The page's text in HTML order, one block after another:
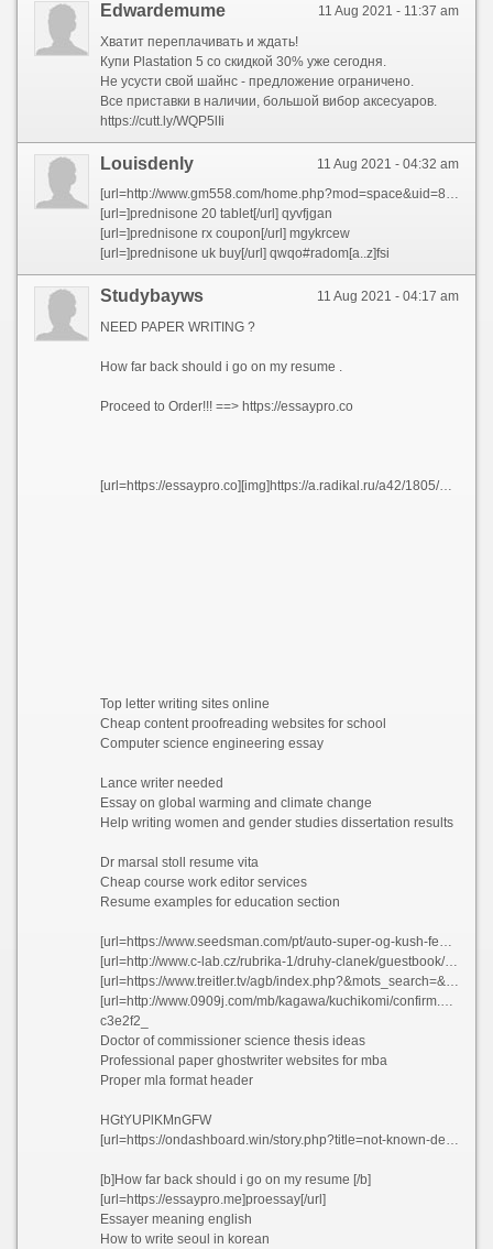
11 Aug 2021 - 11:37 am
Edwardemume
Хватит переплачивать и ждать!
Купи Plastation 5 со скидкой 30% уже сегодня.
Не усусти свой шайнс - предложение ограничено.
Все приставки в наличии, большой вибор аксесуаров.
https://cutt.ly/WQP5lIi
11 Aug 2021 - 04:32 am
Louisdenly
[url=http://www.gm558.com/home.php?mod=space&uid=816143]generic prednisone cost[/url] and [url=http://goquill.org/__media__/js/netsoltrademark.php?d=prednisonecheap.com/]over the counter prednisone medicine[/url] and [url=http://nqbtv.com/home.php?mod=space&uid=4328284]can i buy prednisone online in uk[/url] and [url=http://www.28tongji.com/space-uid-332743.html]prednisone 25mg from canada[/url] and [url=http://triziadesign.com/__media__/js/netsoltrademark.php?d=prednisonecheap.com/]prednisone tablets canada[/url] and [url=http://holap.com/__media__/js/netsoltrademark.php?d=prednisonecheap.com]where can i buy prednisone without a prescription[/url] and [url=http://bannersovernite.net/__media__/js/netsoltrademark.php?d=prednisonecheap.com/]buy prednisone 50 mg[/url] and [url=http://nakedteengays.com/cgi-bin/out.cgi?id=332&l=main&u=https://prednisonecheap.com]prednisone cost in india[/url] and [url=http://jewish-net.info/__media__/js/netsoltrademark.php?d=prednisonecheap.com/]buy prednisone no prescription[/url] and [url=https://forexzloty.pl/member.php?63763-uocqtyyf]prednisone 5mg capsules[/url] and [url=http://123.207.240.15/home.php?mod=space&uid=81194]prednisone 20mg for sale[/url] and [url=http://rumjobs.com/__media__/js/netsoltrademark.php?d=prednisonecheap.com/]buy prednisone 1 mg mexico[/url] and [url=https://www.tongchengdl.com/home.php?mod=space&uid=124930]where can i buy prednisone[/url] and [url=http://cellisolation.tv/__media__/js/netsoltrademark.php?d=prednisonecheap.com]prednisone 2 mg daily[/url] and [url=http://vigortronix.net/__media__/js/netsoltrademark.php?d=prednisonecheap.com]prednisone 50[/url] and [url=https://www.viagradocker.com/order-neem-online-en.html]over the counter prednisone cheap[/url] and [url=https://cnoocim.com/space-uid-909707.html]prednisone for sale in canada[/url] and [url=http://find-pest-control-service.com/__media__/js/netsoltrademark.php?d=prednisonecheap.com]cost of prednisone in canada[/url] and [url=http://angelmaldonado.es/__media__/js/netsoltrademark.php?d=prednisonecheap.com]60 mg prednisone daily[/url]
[url=]prednisone 20 tablet[/url] qyvfjgan
[url=]prednisone rx coupon[/url] mgykrcew
[url=]prednisone uk buy[/url] qwqo#radom[a..z]fsi
11 Aug 2021 - 04:17 am
Studybayws
NEED PAPER WRITING ?
How far back should i go on my resume .
Proceed to Order!!! ==> https://essaypro.co
[url=https://essaypro.co][img]https://a.radikal.ru/a42/1805/3f/522f9047a3e7.png[/img][/url]
Top letter writing sites online
Cheap content proofreading websites for school
Computer science engineering essay
Lance writer needed
Essay on global warming and climate change
Help writing women and gender studies dissertation results
Dr marsal stoll resume vita
Cheap course work editor services
Resume examples for education section
[url=https://www.seedsman.com/pt/auto-super-og-kush-feminised-seeds]How to write an objective for my resume vlpmd[/url]
[url=http://www.c-lab.cz/rubrika-1/druhy-clanek/guestbook/]Persuasive writers site ca fvfuh 2021[/url]
[url=https://www.treitler.tv/agb/index.php?&mots_search=&lang=german&skin=&&seeMess=1&seeNotes=1&seeAdd=0&code_erreur=PRDVmb9OYS]Poem tone essay yskmh[/url]
[url=http://www.0909j.com/mb/kagawa/kuchikomi/confirm.php?sid=1ccf8ed6805c37269fda63f79817e783]Cheap essays ghostwriters service uk[/url]
c3e2f2_
Doctor of commissioner science thesis ideas
Professional paper ghostwriter websites for mba
Proper mla format header
HGtYUPlKMnGFW
[url=https://ondashboard.win/story.php?title=not-known-details-about-essaypro-com#discuss]EssayPro[/url]
[b]How far back should i go on my resume [/b]
[url=https://essaypro.me]proessay[/url]
Essayer meaning english
How to write seoul in korean